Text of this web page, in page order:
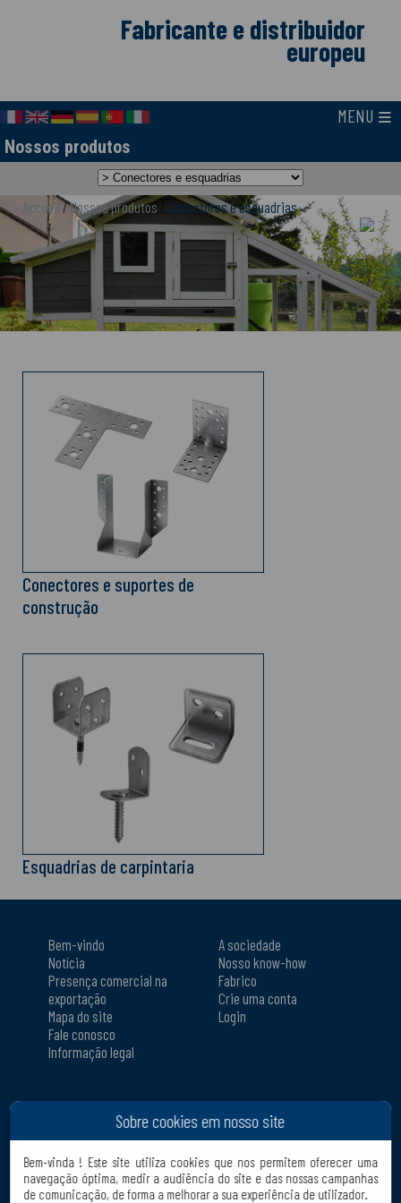
Fabricante e distribuidor
europeu
MENU ≡
Nossos produtos
Accueil /Nossos produtos / Conectores e esquadrias
Conectores e suportes de
construção
Esquadrias de carpintaria
Bem-vindo
Notícia
Presença comercial na
exportação
Mapa do site
Fale conosco
Informação legal
A sociedade
Nosso know-how
Fabrico
Crie uma conta
Login
Nossos produtos
Pesquisar um produto
Downloads
Ajudas à venda
Onde encontrar nossos
produtos
CQFD
90, rue du Moron
69440 Saint Laurent
d'Agny
FRANCE
Tél. :+33 04 78 48 74 72
Sobre cookies em nosso site
Bem-vinda ! Este site utiliza cookies que nos permitem oferecer uma
navegação óptima, medir a audiência do site e das nossas campanhas
de comunicação, de forma a melhorar a sua experiência de utilizador.